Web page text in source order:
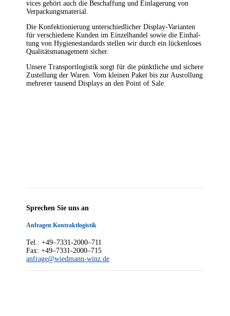
vices gehört auch die Beschaf­fung und Ein­la­ge­rung von
Verpackungsmaterial.
Die Kon­fek­tio­nie­rung unter­schied­li­cher Dis­play-Vari­an­ten
für ver­schie­de­ne Kun­den im Ein­zel­han­del sowie die Ein­hal­
tung von Hygie­ne­stan­dards stel­len wir durch ein lücken­lo­ses
Qua­li­täts­ma­nage­ment sicher.
Unse­re Trans­port­lo­gis­tik sorgt für die pünkt­li­che und siche­re
Zustel­lung der Waren. Vom klei­nen Paket bis zur Aus­rol­lung
meh­re­rer tau­send Dis­plays an den Point of Sale.
Spre­chen Sie uns an
Anfra­gen Kontraktlogistik
Tel.: +49–7331-2000–711
Fax: +49–7331-2000–715
anfrage@wiedmann-winz.de